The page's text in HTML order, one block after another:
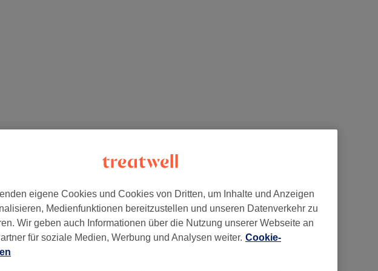
Zürich, Hagenholzstrasse 83b , 8050 Zürich , +41 (0) 31 528 10 50
eigene Cookies und Cookies von Dritten, um Inhalte und Anzeigen
Medienfunktionen bereitzustellen und unseren Datenverkehr zu
Wir geben auch Informationen über die Nutzung unserer Webseite an
für soziale Medien, Werbung und Analysen weiter. Cookie-